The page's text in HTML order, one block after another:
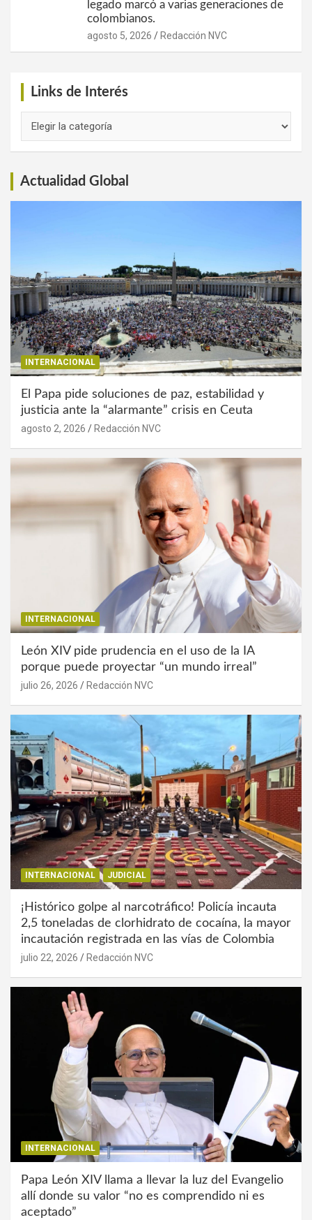
legado marcó a varias generaciones de
colombianos.
agosto 5, 2026 Redacción NVC
Links de Interés
Actualidad Global
INTERNACIONAL
El Papa pide soluciones de paz, estabilidad y
justicia ante la “alarmante” crisis en Ceuta
agosto 2, 2026 Redacción NVC
INTERNACIONAL
León XIV pide prudencia en el uso de la IA
porque puede proyectar “un mundo irreal”
julio 26, 2026 Redacción NVC
INTERNACIONAL JUDICIAL
¡Histórico golpe al narcotráfico! Policía incauta
2,5 toneladas de clorhidrato de cocaína, la mayor
incautación registrada en las vías de Colombia
julio 22, 2026 Redacción NVC
INTERNACIONAL
Papa León XIV llama a llevar la luz del Evangelio
allí donde su valor “no es comprendido ni es
aceptado”